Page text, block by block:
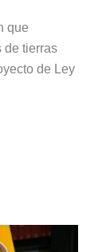
que
de tierras
de Ley